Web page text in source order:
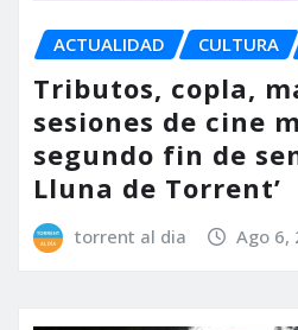
ACTUALIDAD CULTURA
Tributos, copla,
sesiones de cine
segundo fin de
Lluna de Torrent’
torrent al dia Ago 6,